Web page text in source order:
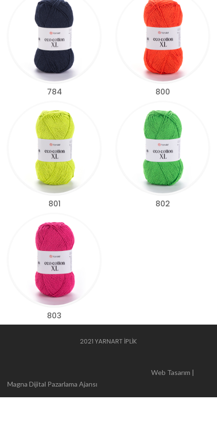
784 800
801 802
803
2021 YARNART İPLİK
Web Tasarım |
Magna Dijital Pazarlama Ajansı